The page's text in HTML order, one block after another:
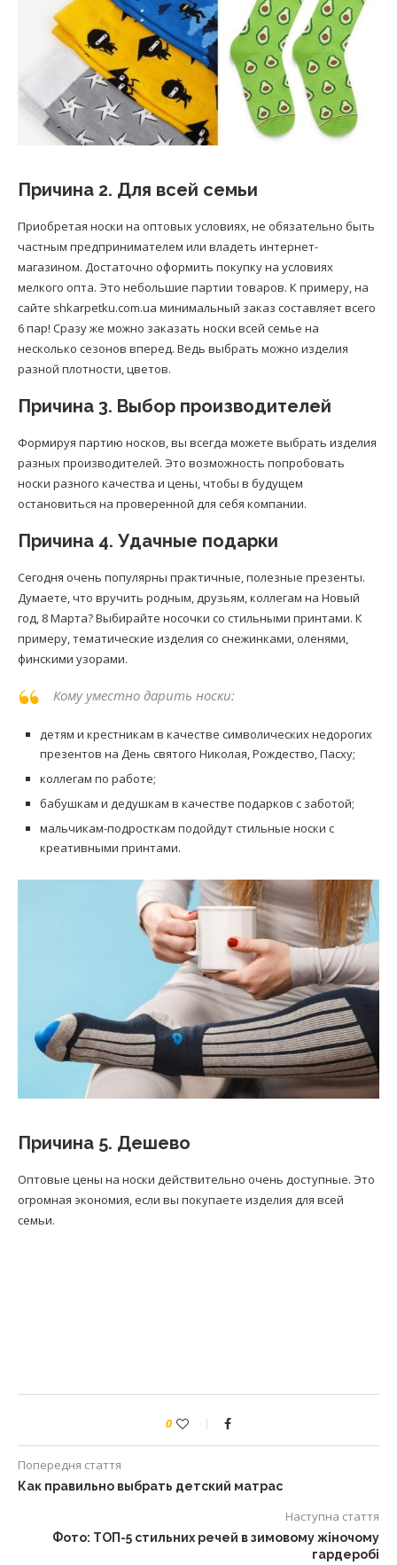
Причина 2. Для всей семьи
Приобретая носки на оптовых условиях, не обязательно быть
частным предпринимателем или владеть интернет-
магазином. Достаточно оформить покупку на условиях
мелкого опта. Это небольшие партии товаров. К примеру, на
сайте shkarpetku.com.ua минимальный заказ составляет всего
6 пар! Сразу же можно заказать носки всей семье на
несколько сезонов вперед. Ведь выбрать можно изделия
разной плотности, цветов.
Причина 3. Выбор производителей
Формируя партию носков, вы всегда можете выбрать изделия
разных производителей. Это возможность попробовать
носки разного качества и цены, чтобы в будущем
остановиться на проверенной для себя компании.
Причина 4. Удачные подарки
Сегодня очень популярны практичные, полезные презенты.
Думаете, что вручить родным, друзьям, коллегам на Новый
год, 8 Марта? Выбирайте носочки со стильными принтами. К
примеру, тематические изделия со снежинками, оленями,
финскими узорами.
Кому уместно дарить носки:
детям и крестникам в качестве символических недорогих
презентов на День святого Николая, Рождество, Пасху;
коллегам по работе;
бабушкам и дедушкам в качестве подарков с заботой;
мальчикам-подросткам подойдут стильные носки с
креативными принтами.
Причина 5. Дешево
Оптовые цены на носки действительно очень доступные. Это
огромная экономия, если вы покупаете изделия для всей
семьи.
0
Попередня стаття
Как правильно выбрать детский матрас
Наступна стаття
Фото: ТОП-5 стильних речей в зимовому жіночому
гардеробі